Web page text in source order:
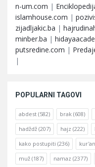
n-um.com |
islamhouse.com |
zijadljakic.ba |
minber.ba |
putsredine.com |
|
POPULARNI TAGOVI
abdest (582) brak (608)
hadždž (207) hajz (222)
kako postupiti (236) kur'an
muž (187) namaz (2377)